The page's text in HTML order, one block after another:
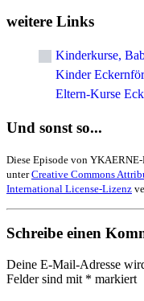
weitere Links
Kinderkurse,
Kinder
Eltern-Kurse
Und sonst so...
Diese Episode von
unterCreative Commons
International License-Lizenz
Schreibe einen
Deine E-Mail-Adresse
Felder sind mit * markiert